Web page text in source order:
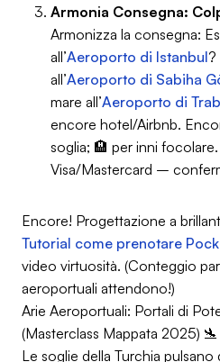
Armonia Consegna:
Armonizza la consegna:
all’Aeroporto di Istanbul?
all’Aeroporto di Sabiha
mare all’Aeroporto di
encore hotel/Airbnb.
soglia; 🏨 per inni
Visa/Mastercard –
Encore! Progettazione a
Tutorial come prenotare
video virtuosità. (Conteggio
aeroportuali attendono!)
Arie Aeroportuali: Portali di
(Masterclass Mappata 2025) 🛬
Le soglie della Turchia